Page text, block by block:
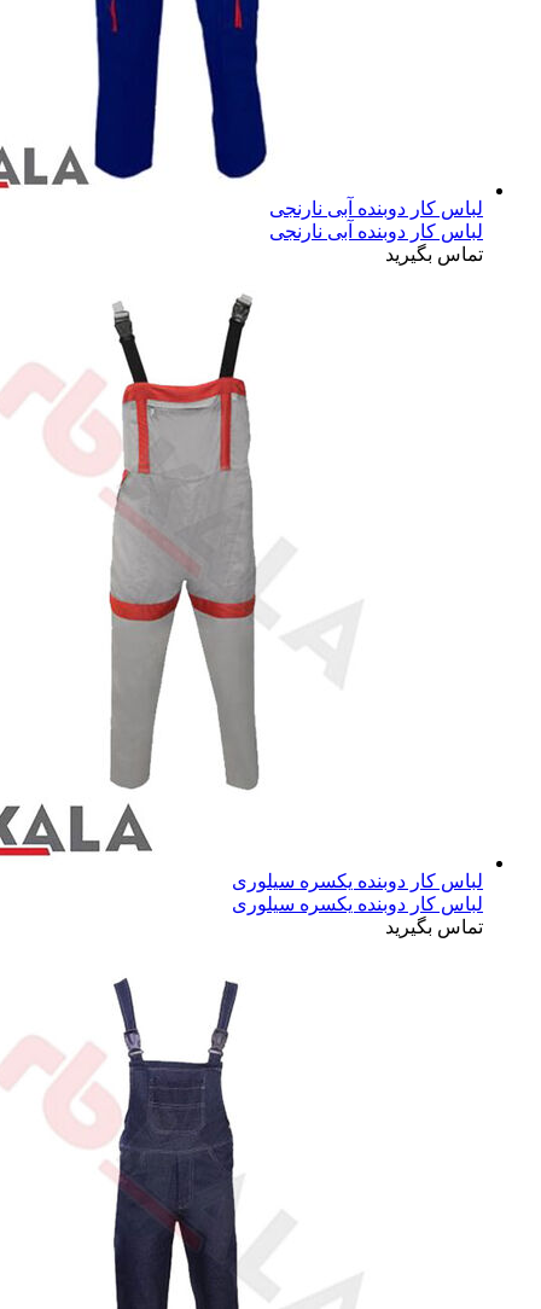
لباس کار دوبنده آبی نارنجی
لباس کار دوبنده آبی نارنجی
تماس بگیرید
لباس کار دوبنده یکسره سیلوری
لباس کار دوبنده یکسره سیلوری
تماس بگیرید